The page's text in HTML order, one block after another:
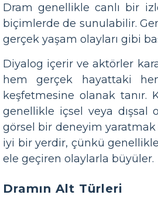
Dram genellikle canlı bir
biçimlerde de sunulabilir.
gerçek yaşam olayları gibi
Diyalog içerir ve aktörler
hem gerçek hayattaki
keşfetmesine olanak
genellikle içsel veya dışsal
görsel bir deneyim
iyi bir yerdir, çünkü
ele geçiren olaylarla büyüler.
Dramın Alt Türleri